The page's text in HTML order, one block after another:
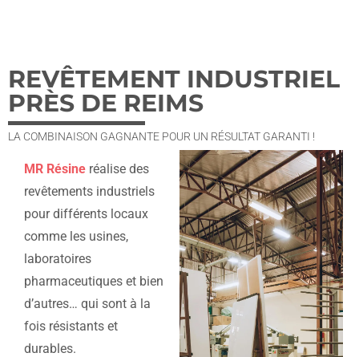
REVÊTEMENT INDUSTRIEL
PRÈS DE REIMS
LA COMBINAISON GAGNANTE POUR UN RÉSULTAT GARANTI !
MR Résine réalise des
revêtements industriels
pour différents locaux
comme les usines,
laboratoires
pharmaceutiques et bien
d’autres… qui sont à la
fois résistants et
durables.